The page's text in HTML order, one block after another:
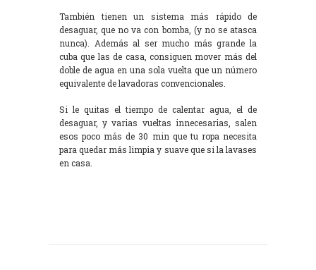
También tienen un sistema más rápido de
desaguar, que no va con bomba, (y no se atasca
nunca). Además al ser mucho más grande la
cuba que las de casa, consiguen mover más del
doble de agua en una sola vuelta que un número
equivalente de lavadoras convencionales.
Si le quitas el tiempo de calentar agua, el de
desaguar, y varias vueltas innecesarias, salen
esos poco más de 30 min que tu ropa necesita
para quedar más limpia y suave que si la lavases
en casa.